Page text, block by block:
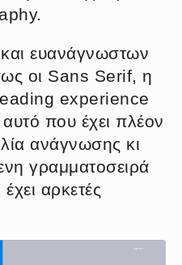
ευανάγνωστων
οι Sans Serif, η
experience
που έχει πλέον
ανάγνωσης κι
γραμματοσειρά
αρκετές